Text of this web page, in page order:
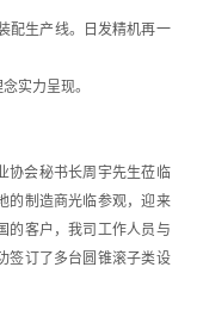
配生产线。日发精机再一
实力呈现。
协会秘书长周宇先生莅临
的制造商光临参观，迎来
的客户，我司工作人员与
签订了多台圆锥滚子类设